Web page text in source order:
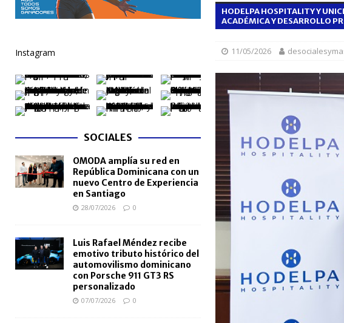
[ 06/08/2026 ] Becas internacionales benefician a 1,500 jóvenes
nacional
NACIONALES
[ 05/08/2026 ] Lactancia materna fortalece la salud del bebé y la
TRAE incorpora 29 autobuses para ampliar el
NACIONALES
HODELPA HOSPITALITY Y
ACADÉMICA Y DESARROLLO
11/05/2026
Instagram
SOCIALES
OMODA amplía su red en
República Dominicana con un
nuevo Centro de Experiencia
en Santiago
28/07/2026 0
Luis Rafael Méndez recibe
emotivo tributo histórico del
automovilismo dominicano
con Porsche 911 GT3 RS
personalizado
07/07/2026 0